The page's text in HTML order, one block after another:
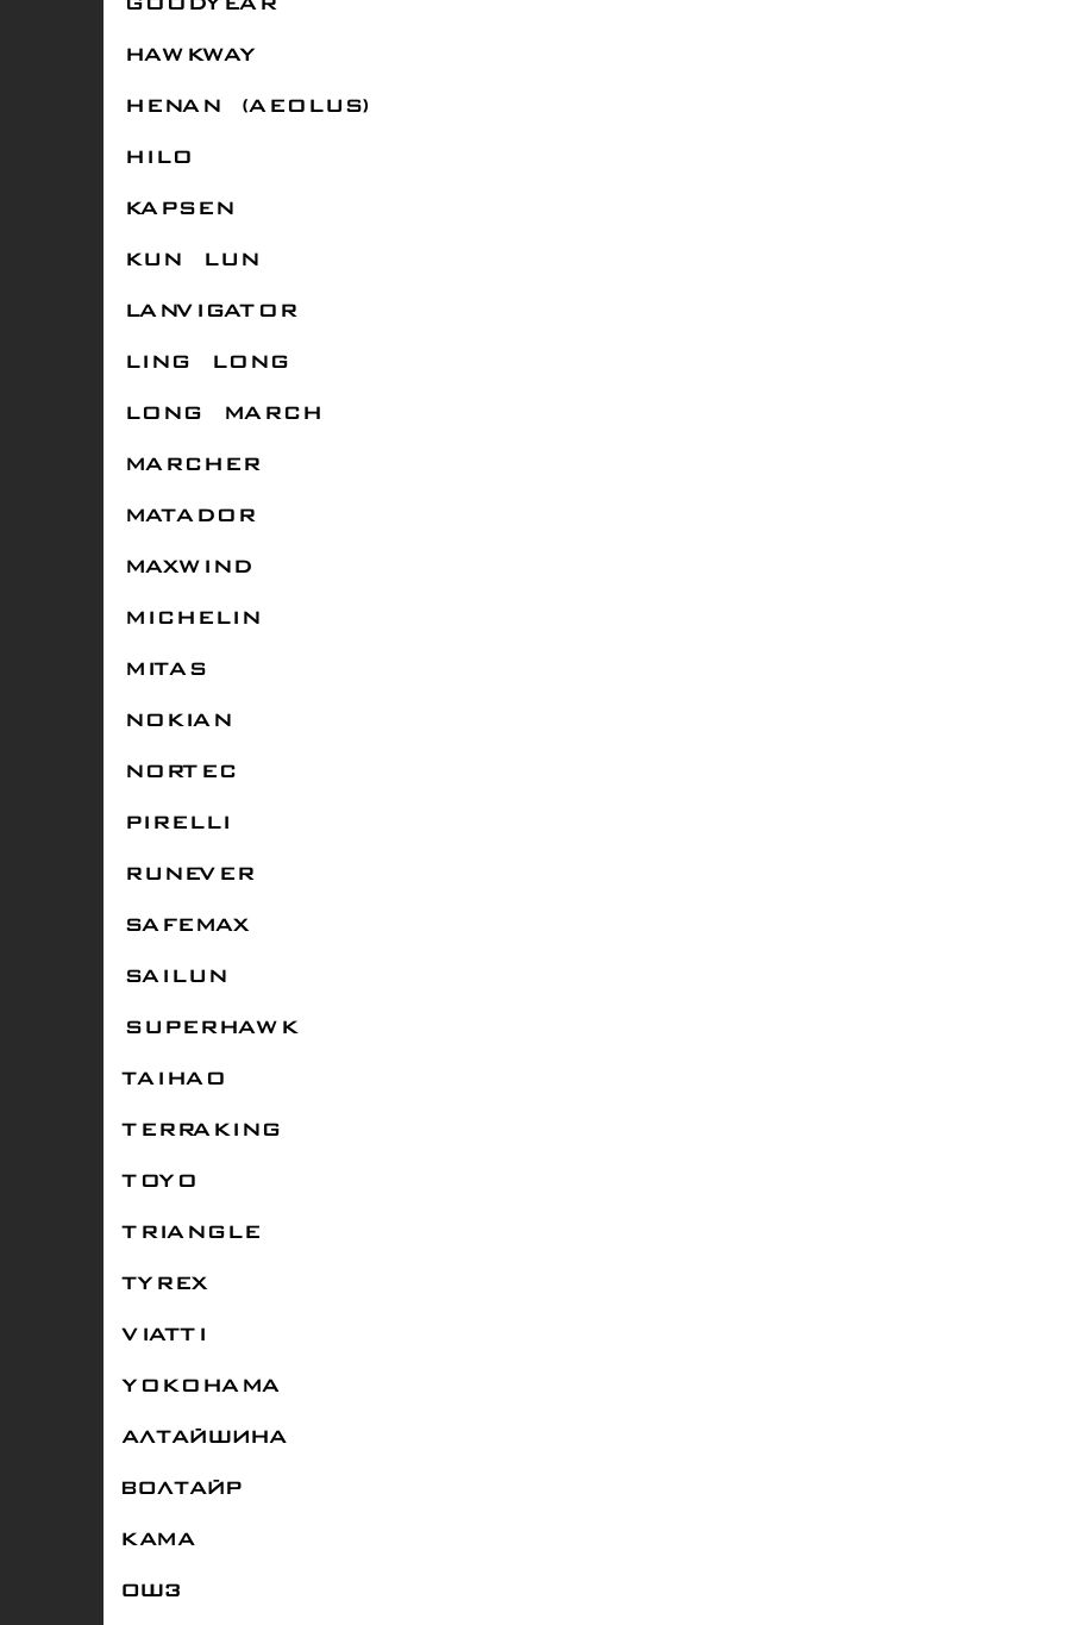
GOODYEAR
HAWKWAY
HENAN (AEOLUS)
HILO
KAPSEN
KUN LUN
LANVIGATOR
LING LONG
LONG MARCH
MARCHER
MATADOR
MAXWIND
MICHELIN
MITAS
NOKIAN
NORTEC
PIRELLI
RUNEVER
SAFEMAX
SAILUN
SUPERHAWK
TAIHAO
TERRAKING
TOYO
TRIANGLE
TYREX
VIATTI
YOKOHAMA
АЛТАЙШИНА
ВОЛТАЙР
КАМА
ОШЗ